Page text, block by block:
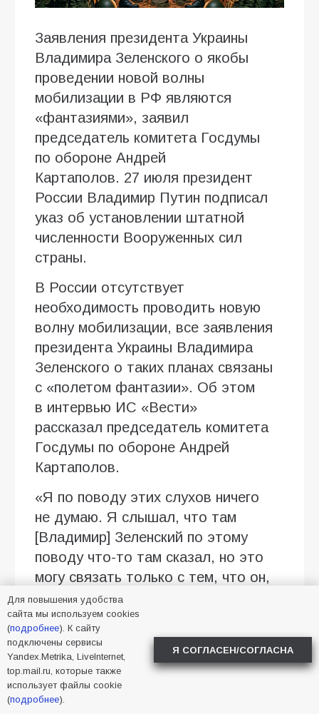
Заявления президента Украины
Владимира Зеленского о якобы
проведении новой волны
мобилизации в РФ являются
«фантазиями», заявил
председатель комитета Госдумы
по обороне Андрей
Картаполов. 27 июля президент
России Владимир Путин подписал
указ об установлении штатной
численности Вооруженных сил
страны.
В России отсутствует
необходимость проводить новую
волну мобилизации, все заявления
президента Украины Владимира
Зеленского о таких планах связаны
с «полетом фантазии». Об этом
в интервью ИC «Вести»
рассказал председатель комитета
Госдумы по обороне Андрей
Картаполов.
«Я по поводу этих слухов ничего
не думаю. Я слышал, что там
[Владимир] Зеленский по этому
поводу что-то там сказал, но это
могу связать только с тем, что он,
наверное, перебрал дозы
на выходные, поэтому полет
фантазии стал вообще
неограниченным», — отметил
депутат.
По словам Андрея Картаполова,
Для повышения удобства
сайта мы используем cookies
(подробнее). К сайту
подключены сервисы
Yandex.Metrika, LiveInternet,
top.mail.ru, которые также
использует файлы cookie
(подробнее).
Я СОГЛАСЕН/СОГЛАСНА